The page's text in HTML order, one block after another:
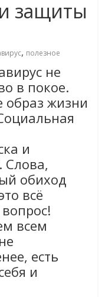
защиты
, полезное
не
в покое.
жизни
и
Слова,
обиход
всё
всем
есть
и